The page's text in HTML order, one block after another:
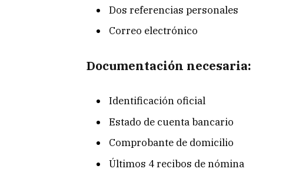
Dos referencias personales
Correo electrónico
Documentación necesaria:
Identificación oficial
Estado de cuenta bancario
Comprobante de domicilio
Últimos 4 recibos de nómina